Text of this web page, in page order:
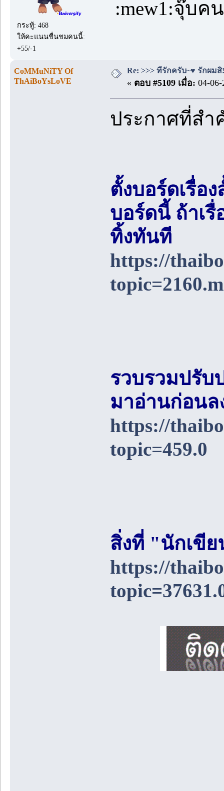
กระทู้: 468
ให้คะแนนชื่นชมคนนี้:
+55/-1
:mew1:จุ๊บค
CoMMuNiTY Of
ThAiBoYsLoVE
Re: >>> ที่รักครับ~♥ รักผมสิ
« ตอบ #5109 เมื่อ: 04-06-
ประกาศที่ส
ตั้งบอร์ดเรื่อ
บอร์ดนี้ ถ้าเ
ทิ้งทันที
https://
รวบรวมปรับ
มาอ่านก่อน
https://
topic=459.0
สิ่งที่ "นักเขี
https://